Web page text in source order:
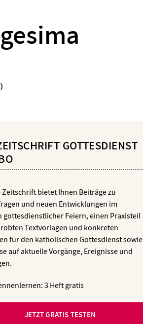
GOTTESDIENST
Zeitschrift bietet Ihnen Beiträge zu
und neuen Entwicklungen im
gottesdienstlicher Feiern, einen Praxisteil
Textvorlagen und konkreten
für den katholischen Gottesdienst sowie
auf aktuelle Vorgänge, Ereignisse und
3 Heft gratis
JETZT GRATIS TESTEN